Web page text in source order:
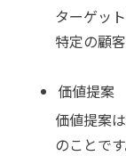
ターゲッ
特定の顧
価値提案
価値提案
のことです